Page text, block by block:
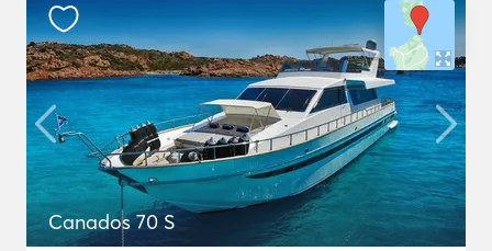
Canados 70 S